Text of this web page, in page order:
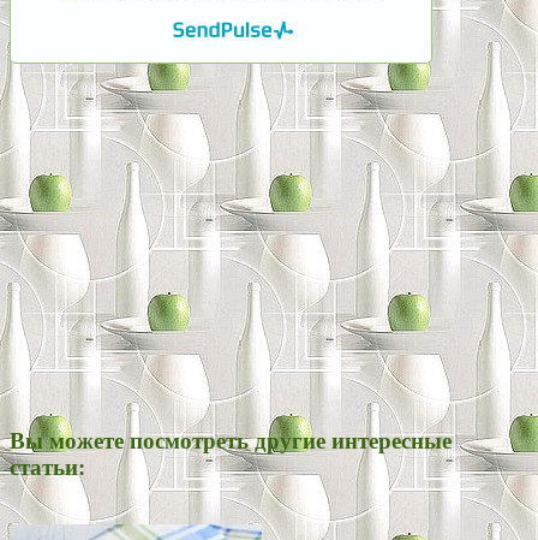
Вы можете посмотреть другие интересные
статьи: